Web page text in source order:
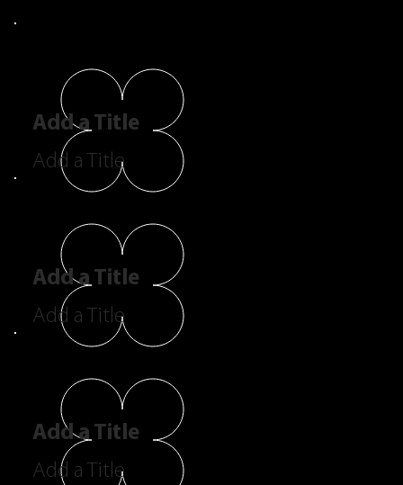
Add a Title
Add a Title
Add a Title
Add a Title
Add a Title
Add a Title